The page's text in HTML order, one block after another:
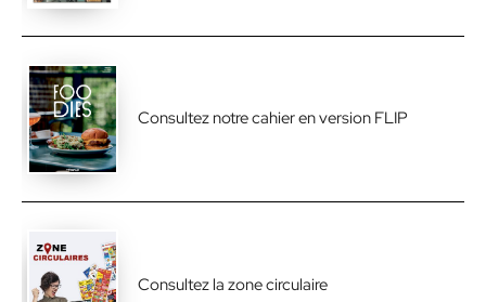
Consultez notre cahier en version FLIP
Consultez la zone circulaire